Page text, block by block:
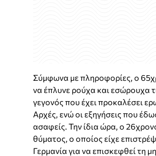
Σύμφωνα με πληροφορίες, ο
να έπλυνε ρούχα και εσώρουχα
γεγονός που έχει προκαλέσει
Αρχές, ενώ οι εξηγήσεις που
ασαφείς. Την ίδια ώρα, ο
θύματος, ο οποίος είχε
Γερμανία για να επισκεφθεί τη